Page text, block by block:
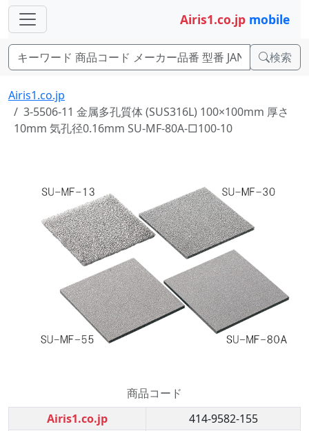
Airis1.co.jp mobile
検索
Airis1.co.jp
3-5506-11 金属多孔質体 (SUS316L) 100×100mm 厚さ
10mm 気孔径0.16mm SU-MF-80A-□100-10
商品コード
Airis1.co.jp
414-9582-155